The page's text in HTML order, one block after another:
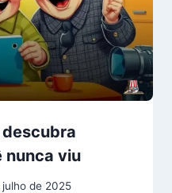
nunca viu
julho de 2025